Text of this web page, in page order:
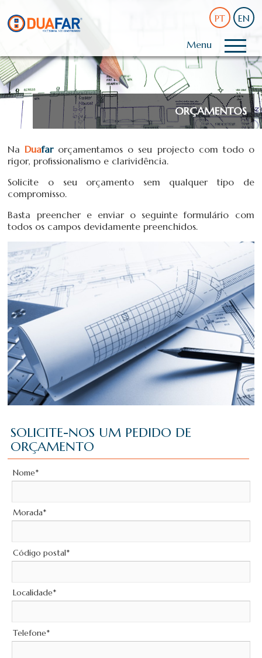
PT EN
Menu
ORÇAMENTOS
NaDuafar orçamentamos o seu projecto com todo o
rigor, profissionalismo e clarividência.
Solicite o seu orçamento sem qualquer tipo de
compromisso.
Basta preencher e enviar o seguinte formulário com
todos os campos devidamente preenchidos.
SOLICITE-NOS UM PEDIDO DE
ORÇAMENTO
Nome*
Morada*
Código postal*
Localidade*
Telefone*